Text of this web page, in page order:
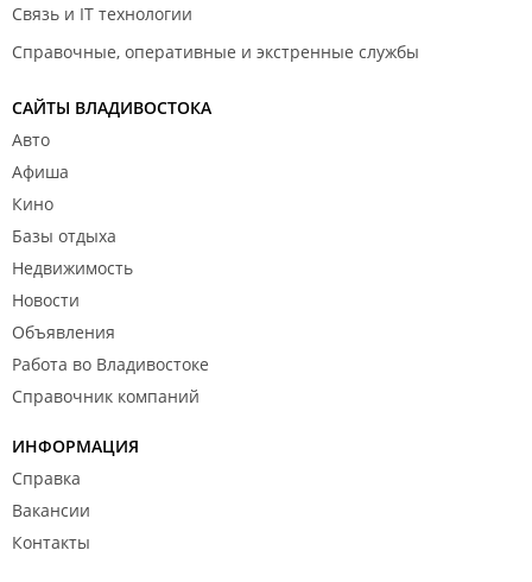
Связь и IT технологии
Справочные, оперативные и экстренные службы
САЙТЫ ВЛАДИВОСТОКА
Авто
Афиша
Кино
Базы отдыха
Недвижимость
Новости
Объявления
Работа во Владивостоке
Справочник компаний
ИНФОРМАЦИЯ
Справка
Вакансии
Контакты